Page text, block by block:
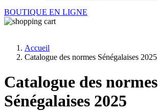
BOUTIQUE EN LIGNE
Accueil
Catalogue des normes Sénégalaises 2025
Catalogue des normes
Sénégalaises 2025